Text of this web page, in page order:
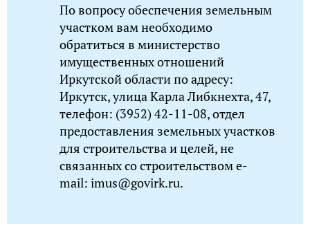
По вопросу обеспечения земельным
участком вам необходимо
обратиться в министерство
имущественных отношений
Иркутской области по адресу:
Иркутск, улица Карла Либкнехта, 47,
телефон: (3952) 42-11-08, отдел
предоставления земельных участков
для строительства и целей, не
связанных со строительством e-
mail: imus@govirk.ru.